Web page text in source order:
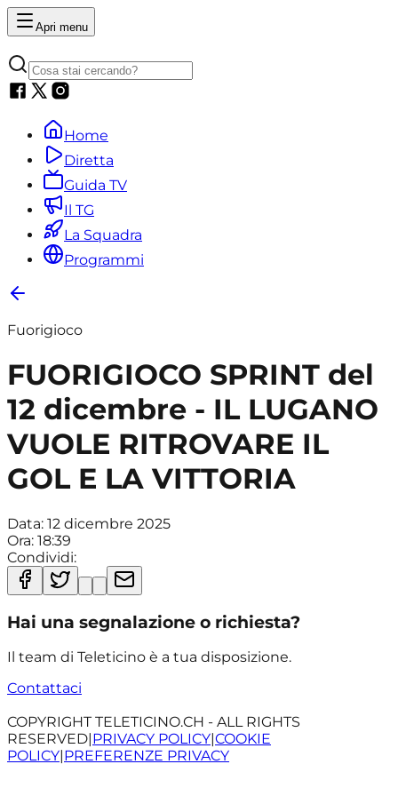
Apri menu
Home
Diretta
Guida TV
Il TG
La Squadra
Programmi
Fuorigioco
FUORIGIOCO SPRINT del
12 dicembre - IL LUGANO
VUOLE RITROVARE IL
GOL E LA VITTORIA
Data: 12 dicembre 2025
Ora: 18:39
Condividi:
Hai una segnalazione o richiesta?
Il team di Teleticino è a tua disposizione.
Contattaci
COPYRIGHT TELETICINO.CH - ALL RIGHTS
RESERVED|PRIVACY POLICY|COOKIE
POLICY|PREFERENZE PRIVACY